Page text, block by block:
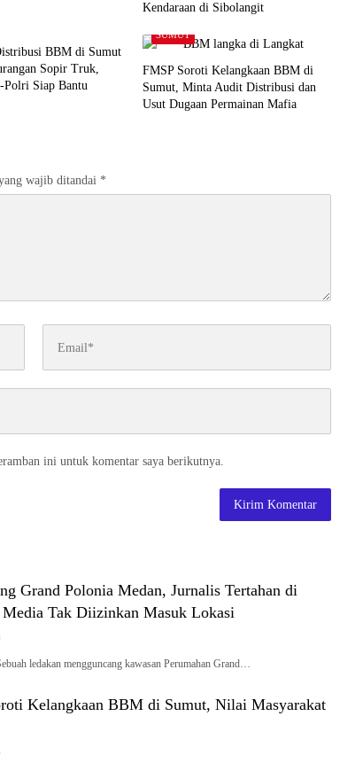
Kendaraan di Sibolangit
BBM di Sumut
Sopir Truk,
Siap Bantu
SUMUT
FMSP Soroti Kelangkaan BBM di
Sumut, Minta Audit Distribusi dan
Usut Dugaan Permainan Mafia
wajib ditandai *
ini untuk komentar saya berikutnya.
Grand Polonia Medan, Jurnalis Tertahan di
Media Tak Diizinkan Masuk Lokasi
ledakan mengguncang kawasan Perumahan Grand…
Kelangkaan BBM di Sumut, Nilai Masyarakat